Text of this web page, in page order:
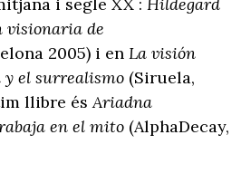
i segle XX : Hildegard
visionaria de
2005) i enLa visión
el surrealismo (Siruela,
llibre ésAriadna
en el mito (AlphaDecay,